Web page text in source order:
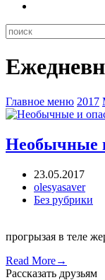
Главное меню 2017
Необычные
23.05.2017
olesyasaver
Без рубрики
Мясная муха
прогрызая в теле
Read More→
Рассказать друзьям